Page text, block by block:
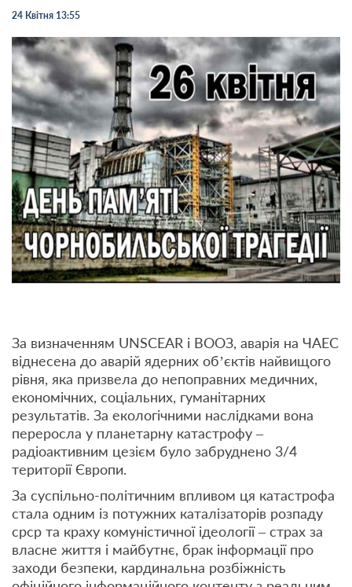
24 Квітня 13:55
За визначенням UNSCEAR і ВООЗ, аварія на ЧАЕС
віднесена до аварій ядерних об’єктів найвищого
рівня, яка призвела до непоправних медичних,
економічних, соціальних, гуманітарних
результатів. За екологічними наслідками вона
переросла у планетарну катастрофу –
радіоактивним цезієм було забруднено 3/4
території Європи.
За суспільно-політичним впливом ця катастрофа
стала одним із потужних каталізаторів розпаду
срср та краху комуністичної ідеології – страх за
власне життя і майбутнє, брак інформації про
заходи безпеки, кардинальна розбіжність